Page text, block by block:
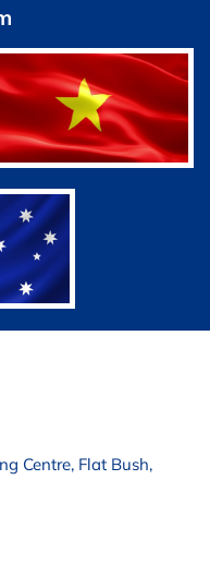
Centre, Flat Bush,